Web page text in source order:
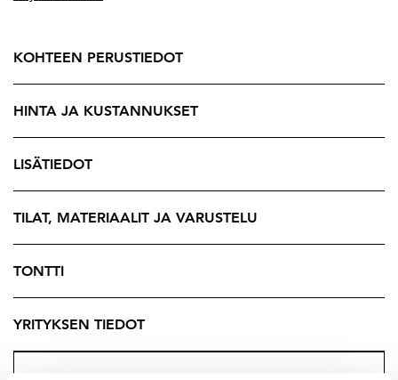
rakennuksina. Mikäli ostaja päättää kunnostaa tai
Myyjä ei vastaa rakennusten kunnosta eikä niiden
soveltuvuudesta mihinkään käyttötarkoitukseen.
erinomaisesti uuden omakotitalon rakennuspaikaksi tai
suunnitelmansa alusta alkaen.
Kysy lisätietoja välittäjältä.
KOHTEEN PERUSTIEDOT
HINTA JA KUSTANNUKSET
LISÄTIEDOT
TILAT, MATERIAALIT JA VARUSTELU
TONTTI
YRITYKSEN TIEDOT